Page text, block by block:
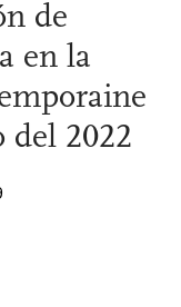
de
en la
del 2022